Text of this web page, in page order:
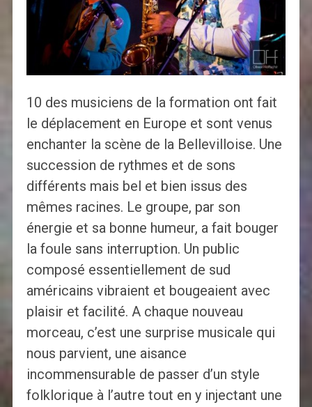
10 des musiciens de la formation ont fait
le déplacement en Europe et sont venus
enchanter la scène de la Bellevilloise. Une
succession de rythmes et de sons
différents mais bel et bien issus des
mêmes racines. Le groupe, par son
énergie et sa bonne humeur, a fait bouger
la foule sans interruption. Un public
composé essentiellement de sud
américains vibraient et bougeaient avec
plaisir et facilité. A chaque nouveau
morceau, c’est une surprise musicale qui
nous parvient, une aisance
incommensurable de passer d’un style
folklorique à l’autre tout en y injectant une